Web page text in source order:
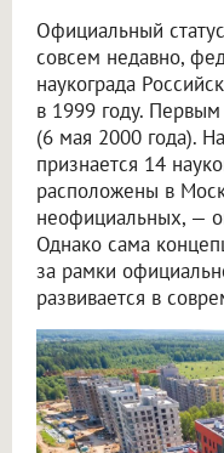
Официальный
совсем недавно,
наукограда
в 1999 году.
(6 мая 2000 года).
признается 14
расположены в
неофициальных, —
Однако сама
за рамки
развивается в